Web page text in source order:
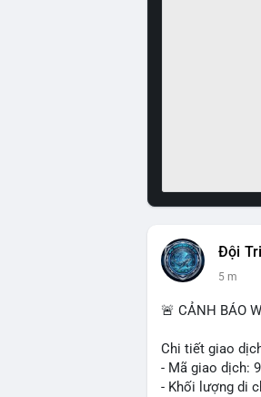
Đội
5 m
🚨 CẢNH BÁO
Chi tiết giao
- Mã giao dịch:
- Khối lượng di